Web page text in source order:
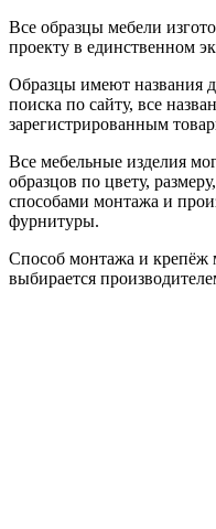
Все образцы мебели
проекту в единственном
Образцы имеют названия
поиска по сайту, все
зарегистрированным
Все мебельные изделия
образцов по цвету,
способами монтажа и
фурнитуры.
Способ монтажа и крепёж
выбирается